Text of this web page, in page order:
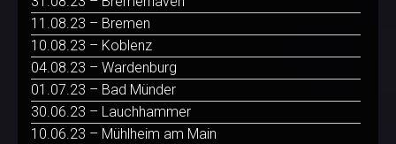
11.08.23 – Bremen
10.08.23 – Koblenz
04.08.23 – Wardenburg
01.07.23 – Bad Münder
30.06.23 – Lauchhammer
10.06.23 – Mühlheim am Main